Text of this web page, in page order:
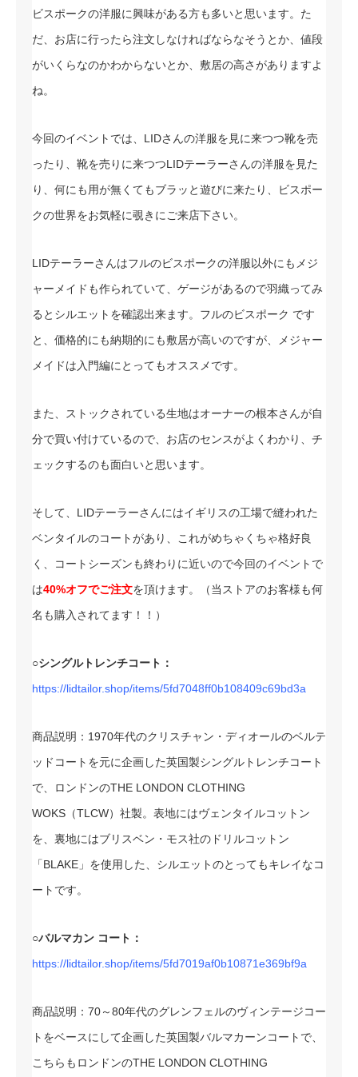
ビスポークの洋服に興味がある方も多いと思います。た
だ、お店に行ったら注文しなければならなそうとか、値段
がいくらなのかわからないとか、敷居の高さがありますよ
ね。
今回のイベントでは、LIDさんの洋服を見に来つつ靴を売
ったり、靴を売りに来つつLIDテーラーさんの洋服を見た
り、何にも用が無くてもブラッと遊びに来たり、ビスポー
クの世界をお気軽に覗きにご来店下さい。
LIDテーラーさんはフルのビスポークの洋服以外にもメジ
ャーメイドも作られていて、ゲージがあるので羽織ってみ
るとシルエットを確認出来ます。フルのビスポーク です
と、価格的にも納期的にも敷居が高いのですが、メジャー
メイドは入門編にとってもオススメです。
また、ストックされている生地はオーナーの根本さんが自
分で買い付けているので、お店のセンスがよくわかり、チ
ェックするのも面白いと思います。
そして、LIDテーラーさんにはイギリスの工場で縫われた
ベンタイルのコートがあり、これがめちゃくちゃ格好良
く、コートシーズンも終わりに近いので今回のイベントで
は40%オフでご注文を頂けます。（当ストアのお客様も何
名も購入されてます！！）
○シングルトレンチコート：
https://lidtailor.shop/items/5fd7048ff0b108409c69bd3a
商品説明：1970年代のクリスチャン・ディオールのベルテ
ッドコートを元に企画した英国製シングルトレンチコート
で、ロンドンのTHE LONDON CLOTHING
WOKS（TLCW）社製。表地にはヴェンタイルコットン
を、裏地にはブリスベン・モス社のドリルコットン
「BLAKE」を使用した、シルエットのとってもキレイなコ
ートです。
○バルマカン コート：
https://lidtailor.shop/items/5fd7019af0b10871e369bf9a
商品説明：70～80年代のグレンフェルのヴィンテージコー
トをベースにして企画した英国製バルマカーンコートで、
こちらもロンドンのTHE LONDON CLOTHING